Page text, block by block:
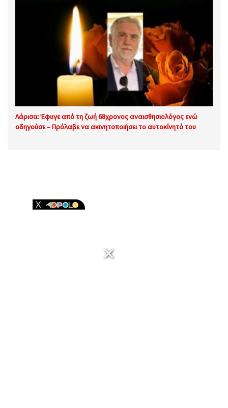
Λάρισα: Έφυγε από τη ζωή 68χρονος αναισθησιολόγος ενώ
οδηγούσε – Πρόλαβε να ακινητοποιήσει το αυτοκίνητό του